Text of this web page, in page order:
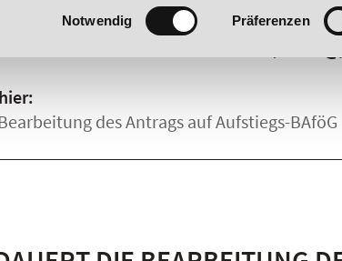
Einwilligungsauswahl
Notwendig Präferenzen
FRAGEN
des Antrags auf Aufstiegs-BAföG